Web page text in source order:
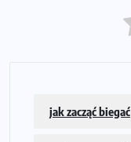
jak zacząć biegać